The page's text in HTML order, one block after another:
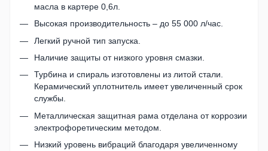
масла в картере 0,6л.
Высокая производительность – до 55 000 л/час.
Легкий ручной тип запуска.
Наличие защиты от низкого уровня смазки.
Турбина и спираль изготовлены из литой стали.
Керамический уплотнитель имеет увеличенный срок
службы.
Металлическая защитная рама отделана от коррозии
электрофоретическим методом.
Низкий уровень вибраций благодаря увеличенному